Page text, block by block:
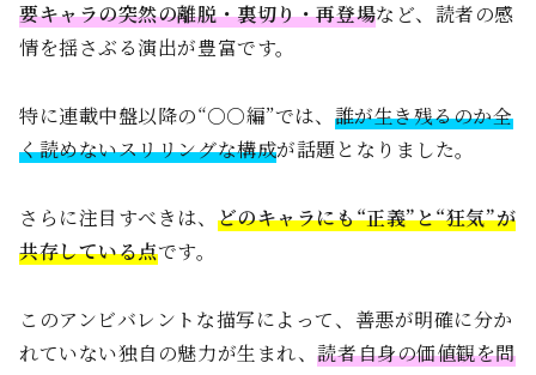
要キャラの突然の離脱・裏切り・再登場など、読者の感
情を揺さぶる演出が豊富です。
特に連載中盤以降の“○○編”では、 誰が生き残るのか全
く読めないスリリングな構成が話題となりました。
さらに注目すべきは、 どのキャラにも“正義”と“狂気”が
共存している点です。
このアンビバレントな描写によって、善悪が明確に分か
れていない独自の魅力が生まれ、読者自身の価値観を問